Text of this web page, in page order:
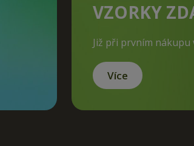
VZORKY
Již při prvním nákupu
Více